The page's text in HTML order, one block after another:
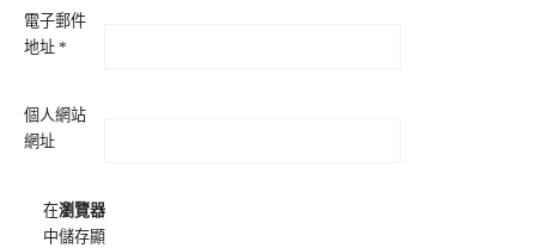
電子郵件
地址 *
個人網站
網址
在瀏覽器
中儲存顯